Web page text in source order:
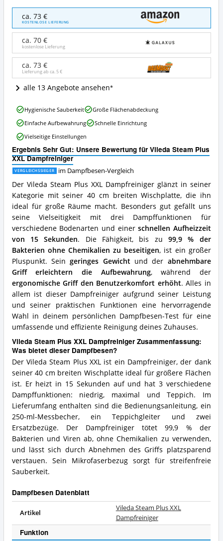
Steam
Plus
XXL
Dampfreiniger
Angebote:
dieser
Dampfbesen
ca. 73 €
KOSTENLOSE LIEFERUNG
ca. 70 €
kostenlose Lieferung
ca. 73 €
Lieferung ab ca.5 €
alle 13 Angebote ansehen
Ergebnis Sehr Gut: Unsere Bewertung für Vileda Steam Plus
XXL Dampfreiniger
VERGLEICHSSIEGER im Dampfbesen-Vergleich
Der Vileda Steam Plus XXL Dampfreiniger glänzt in seiner
Kategorie mit seiner 40 cm breiten Wischplatte, die ihn
ideal für große Räume macht. Besonders gut gefällt uns
seine Vielseitigkeit mit drei Dampffunktionen für
verschiedene Bodenarten und einerschnellen Aufheizzeit
von 15 Sekunden. Die Fähigkeit, bis zu99,9 % der
Bakterien ohne Chemikalien zu beseitigen, ist ein großer
Pluspunkt. Seingeringes Gewichtund der abnehmbare
Griff erleichtern die Aufbewahrung, während der
ergonomische Griff den Benutzerkomfort erhöht. Alles in
allem ist dieser Dampfreiniger aufgrund seiner Leistung
und seiner praktischen Funktionen eine hervorragende
Wahl in deinem persönlichen Dampfbesen-Test für eine
umfassende und effiziente Reinigung deines Zuhauses.
Vileda Steam Plus XXL Dampfreiniger Zusammenfassung:
Was bietet dieser Dampfbesen?
Der Vileda Steam Plus XXL ist ein Dampfreiniger, der dank
seiner 40 cm breiten Wischplatte ideal für größere Flächen
ist. Er heizt in 15 Sekunden auf und hat 3 verschiedene
Dampffunktionen: niedrig, maximal und Teppich. Im
Lieferumfang enthalten sind die Bedienungsanleitung, ein
250-ml-Messbecher, ein Teppichgleiter und zwei
Ersatzbezüge. Der Dampfreiniger tötet 99,9 % der
Bakterien und Viren ab, ohne Chemikalien zu verwenden,
und lässt sich durch Abnehmen des Griffs platzsparend
verstauen. Sein Mikrofaserbezug sorgt für streifenfreie
Sauberkeit.
Dampfbesen Datenblatt
Artikel
Vileda Steam Plus XXL
Dampfreiniger
Funktion
Vileda
Steam
Plus
XXL
Dampfreiniger
Vorteile:
Was
spricht
für
diesen
Dampfbesen?
Hygienische Sauberkeit
Große Flächenabdeckung
Einfache Aufbewahrung
Schnelle Einrichtung
Vielseitige Einstellungen